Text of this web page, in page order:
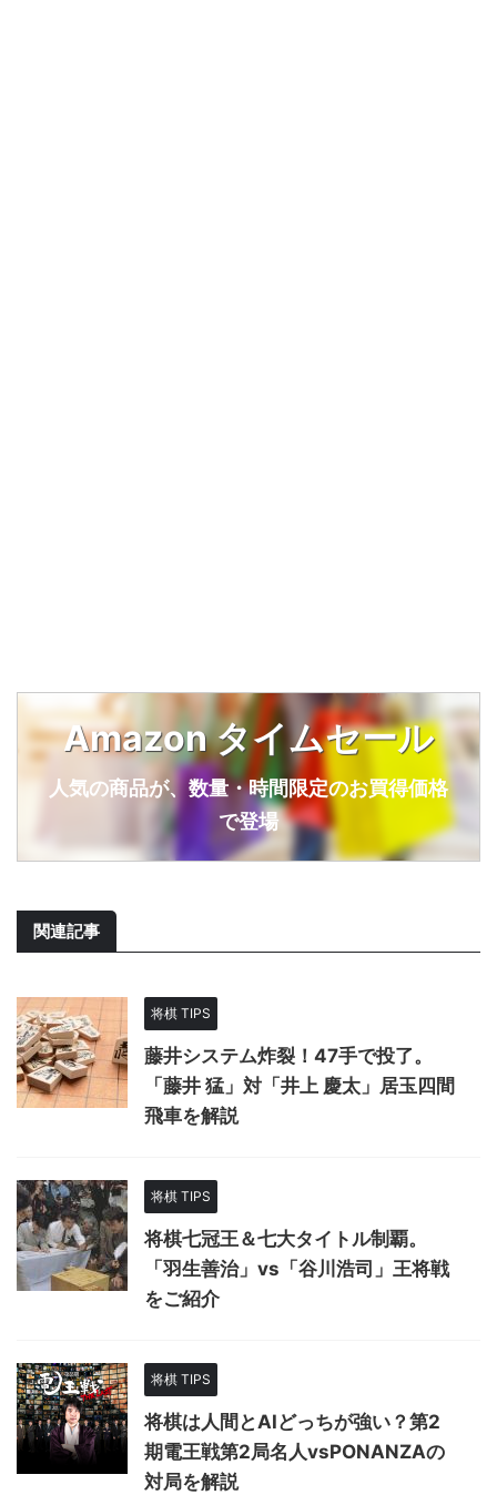
Amazon タイムセール
人気の商品が、数量・時間限定のお買得価格
で登場
関連記事
将棋 TIPS
藤井システム炸裂！47手で投了。
「藤井 猛」対「井上 慶太」居玉四間
飛車を解説
将棋 TIPS
将棋七冠王＆七大タイトル制覇。
「羽生善治」vs「谷川浩司」王将戦
をご紹介
将棋 TIPS
将棋は人間とAIどっちが強い？第2
期電王戦第2局名人vsPONANZAの
対局を解説